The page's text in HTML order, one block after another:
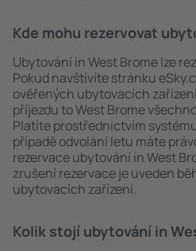
Kde mohu rezervovat
Ubytování in West Brome lze
Pokud navštívíte stránku
ověřených ubytovacích
příjezdu to West Brome
Platíte prostřednictvím
případě odvolání letu máte
rezervace ubytování in West
zrušení rezervace je uveden
ubytovacích zařízení.
Kolik stojí ubytování in